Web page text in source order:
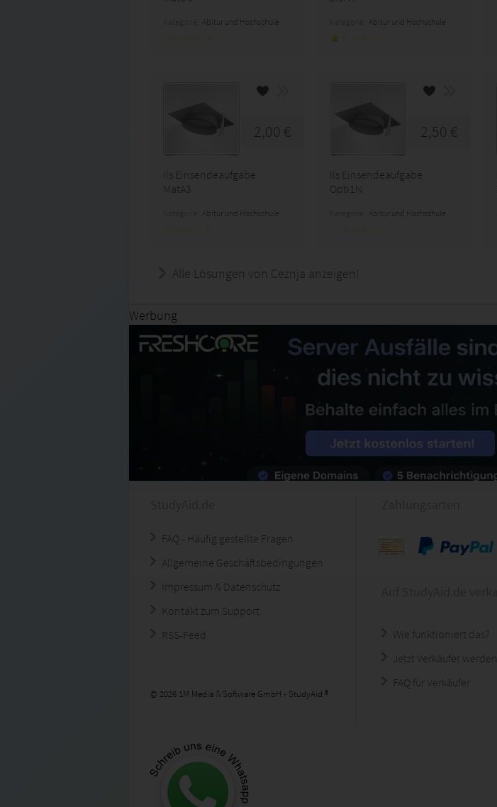
Abitur und Hochschule Abitur und Hochschule
2,00 €
Ils Einsendeaufgabe
MatA3
Abitur und Hochschule
2,50 €
Ils Einsendeaufgabe
Opti1N
Abitur und Hochschule
Alle Lösungen von Ceznja anzeigen!
Werbung
FAQ - Häufig gestellte Fragen
Allgemeine Geschäftsbedingungen
Impressum & Datenschutz
Kontakt zum Support
RSS-Feed
© 2026 1M Media & Software GmbH - StudyAid ®
Wie funktioniert das?
Jetzt Verkäufer werden
FAQ für Verkäufer